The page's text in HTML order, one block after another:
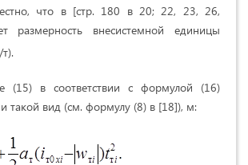
что в [стр. 180 в 20; 22, 23, 26,
размерность внесистемной единицы
(15) в соответствии с формулой (16)
такой вид (см. формулу (8) в [18]), м: